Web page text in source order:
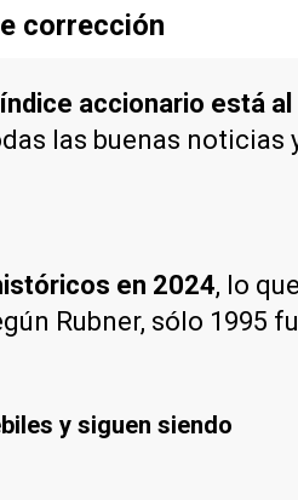
corrección
accionario está al
las buenas noticias
en 2024, lo
Rubner, sólo 1995
y siguen siendo